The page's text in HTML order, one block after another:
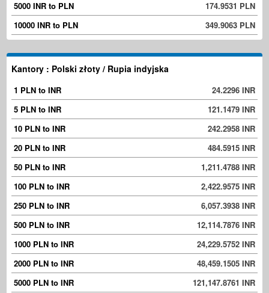
5000 INR to PLN
174.9531 PLN
10000 INR to PLN
349.9063 PLN
Kantory : Polski złoty / Rupia indyjska
1 PLN to INR
24.2296 INR
5 PLN to INR
121.1479 INR
10 PLN to INR
242.2958 INR
20 PLN to INR
484.5915 INR
50 PLN to INR
1,211.4788 INR
100 PLN to INR
2,422.9575 INR
250 PLN to INR
6,057.3938 INR
500 PLN to INR
12,114.7876 INR
1000 PLN to INR
24,229.5752 INR
2000 PLN to INR
48,459.1505 INR
5000 PLN to INR
121,147.8761 INR